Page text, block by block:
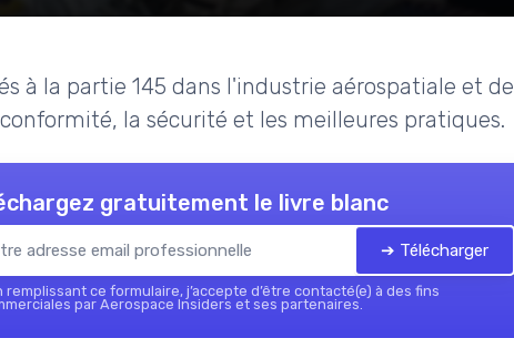
à la partie 145 dans l'industrie aérospatiale et de
la sécurité et les meilleures pratiques.
gratuitement le livre blanc
➔ Télécharger
remplissant ce formulaire, j’accepte d’être contacté(e) à des fins
par Aerospace Insiders et ses partenaires.